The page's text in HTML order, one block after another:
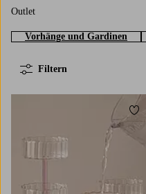
Outlet
Vorhänge und Gardinen
Filtern